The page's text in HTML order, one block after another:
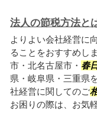
法人の節税方法と
よりよい会社経営に
ることをおすすめし
市・北名古屋市・ 春
県・岐阜県・三重県
社経営に関してのご
お困りの際は、お気